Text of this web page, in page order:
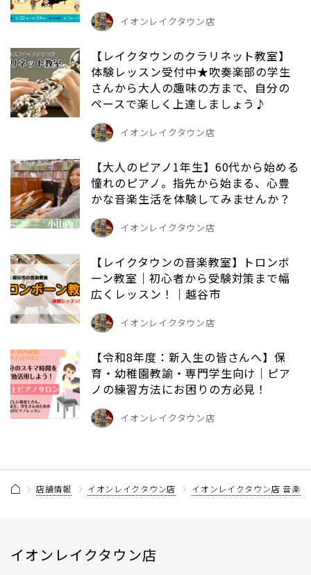
イオンレイクタウン店
【レイクタウンのクラリネット教室】
体験レッスン受付中★吹奏楽部の学生
さんから大人の趣味の方まで、自分の
ペースで楽しく上達しましょう♪
イオンレイクタウン店
【大人のピアノ1年生】60代から始める
憧れのピアノ。指先から始まる、心豊
かな音楽生活を体験してみませんか？
イオンレイクタウン店
【レイクタウンの音楽教室】トロンボ
ーン教室｜初心者から受験対策まで幅
広くレッスン！｜越谷市
イオンレイクタウン店
【令和8年度：新入生の皆さんへ】保
育・幼稚園教諭・専門学生向け｜ピア
ノの練習方法にお困りの方必見！
イオンレイクタウン店
店舗情報 イオンレイクタウン店 イオンレイクタウン店 音楽
イオンレイクタウン店